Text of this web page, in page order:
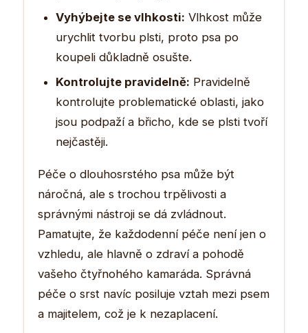
Vyhýbejte se vlhkosti: Vlhkost může
urychlit tvorbu plsti, proto psa po
koupeli důkladně osušte.
Kontrolujte pravidelně: Pravidelně
kontrolujte problematické oblasti, jako
jsou podpaží a břicho, kde se plsti tvoří
nejčastěji.
Péče o dlouhosrstého psa může být
náročná, ale s trochou trpělivosti a
správnými nástroji se dá zvládnout.
Pamatujte, že každodenní péče není jen o
vzhledu, ale hlavně o zdraví a pohodě
vašeho čtyřnohého kamaráda. Správná
péče o srst navíc posiluje vztah mezi psem
a majitelem, což je k nezaplacení.